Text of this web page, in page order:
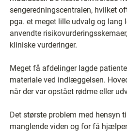
sengeredningscentralen, hvilket
pga. et meget lille udvalg og lang
anvendte
kliniske vurderinger.
Meget få afdelinger lagde
materiale ved indlæggelsen.
når der var opstået rødme eller
Det største problem med hensyn
manglende viden og for få